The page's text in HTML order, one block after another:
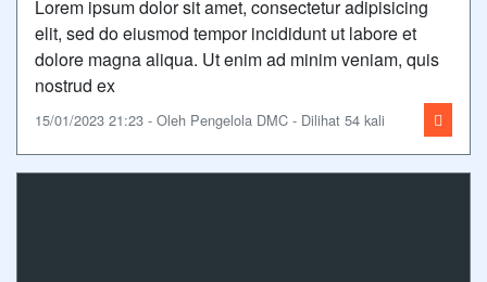
Lorem ipsum dolor sit amet, consectetur adipisicing
elit, sed do eiusmod tempor incididunt ut labore et
dolore magna aliqua. Ut enim ad minim veniam, quis
nostrud ex
15/01/2023 21:23 - Oleh Pengelola DMC - Dilihat 54 kali